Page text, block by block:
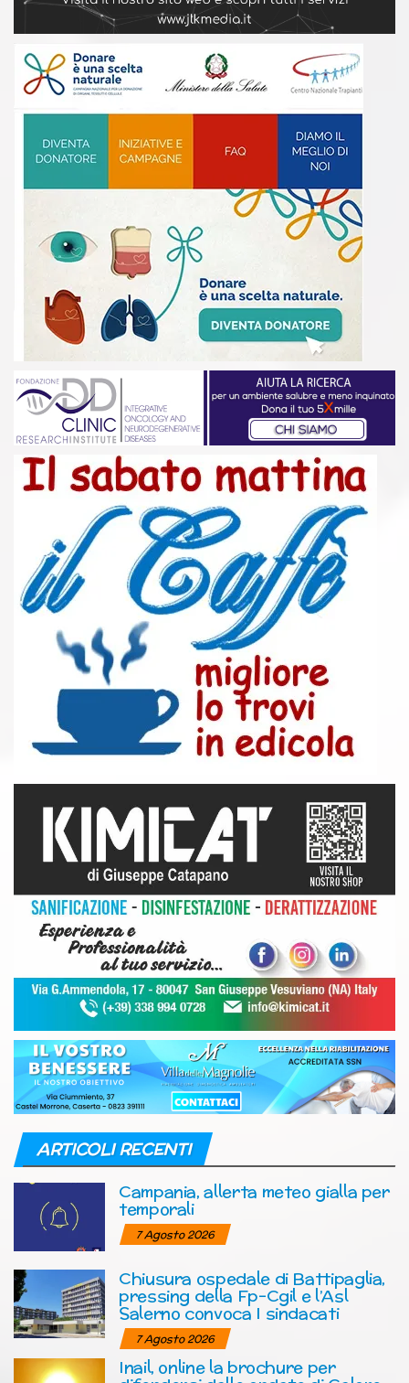
ARTICOLI RECENTI
Campania, allerta meteo gialla per
temporali
7 Agosto 2026
Chiusura ospedale di Battipaglia,
pressing della Fp-Cgil e l’Asl
Salerno convoca I sindacati
7 Agosto 2026
Inail, online la brochure per